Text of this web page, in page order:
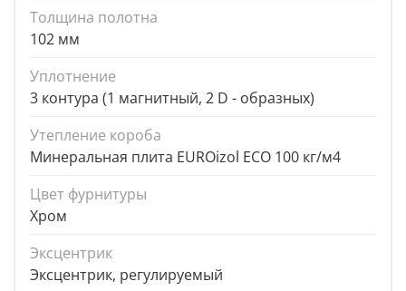
Толщина полотна
102 мм
Уплотнение
3 контура (1 магнитный, 2 D - образных)
Утепление короба
Минеральная плита EUROizol ECO 100 кг/м4
Цвет фурнитуры
Хром
Эксцентрик
Эксцентрик, регулируемый